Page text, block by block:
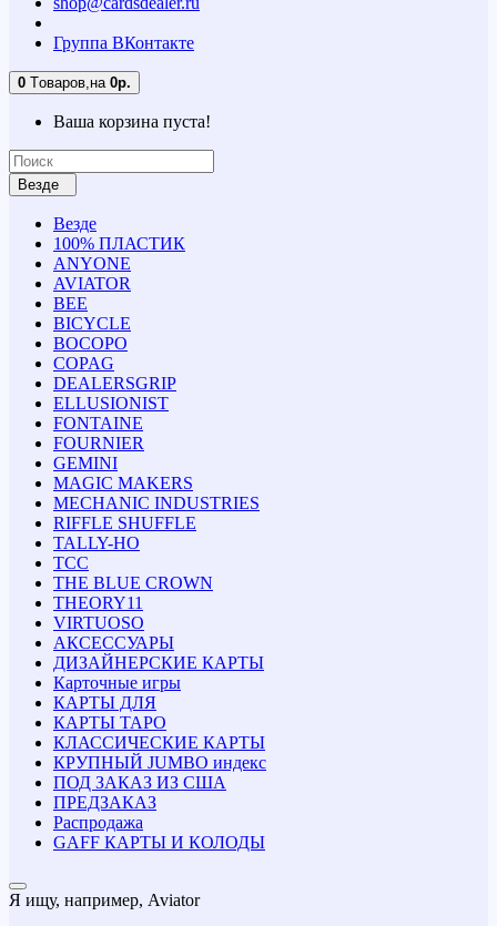
Группа ВКонтакте
0 Tоваров, на 0р.
Ваша корзина пуста!
Везде
Везде
100% ПЛАСТИК
ANYONE
AVIATOR
BEE
BICYCLE
BOCOPO
COPAG
DEALERSGRIP
ELLUSIONIST
FONTAINE
FOURNIER
GEMINI
MAGIC MAKERS
MECHANIC INDUSTRIES
RIFFLE SHUFFLE
TALLY-HO
TCC
THE BLUE CROWN
THEORY11
VIRTUOSO
АКСЕССУАРЫ
ДИЗАЙНЕРСКИЕ КАРТЫ
Карточные игры
КАРТЫ ДЛЯ
КАРТЫ ТАРО
КЛАССИЧЕСКИЕ КАРТЫ
КРУПНЫЙ JUMBO индекс
ПОД ЗАКАЗ ИЗ США
ПРЕДЗАКАЗ
Распродажа
GAFF КАРТЫ И КОЛОДЫ
Я ищу, например, Aviator